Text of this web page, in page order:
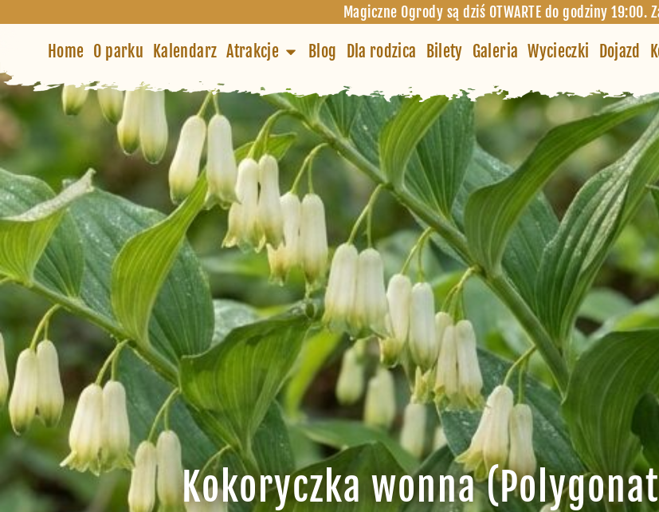
Magiczne Ogrody są dziś OTWARTE do godziny 19:00.
Home O parku Kalendarz Atrakcje Blog Dla rodzica Bilety Galeria Wycieczki Dojazd
Kokoryczka wonna